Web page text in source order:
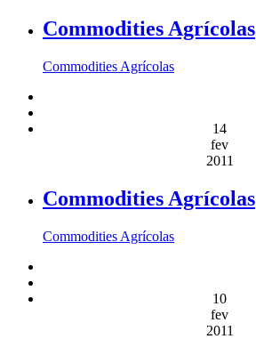
Commodities Agrícolas
Commodities Agrícolas
14
fev
2011
Commodities Agrícolas
Commodities Agrícolas
10
fev
2011